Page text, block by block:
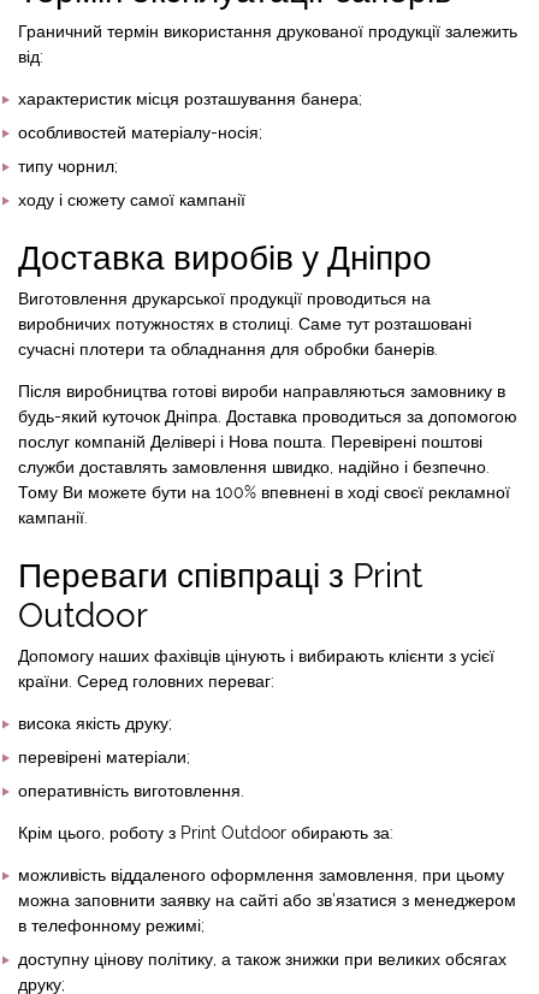
Граничний термін використання друкованої продукції залежить
від:
характеристик місця розташування банера;
особливостей матеріалу-носія;
типу чорнил;
ходу і сюжету самої кампанії
Доставка виробів у Дніпро
Виготовлення друкарської продукції проводиться на
виробничих потужностях в столиці. Саме тут розташовані
сучасні плотери та обладнання для обробки банерів.
Після виробництва готові вироби направляються замовнику в
будь-який куточок Дніпра. Доставка проводиться за допомогою
послуг компаній Делівері і Нова пошта. Перевірені поштові
служби доставлять замовлення швидко, надійно і безпечно.
Тому Ви можете бути на 100% впевнені в ході своєї рекламної
кампанії.
Переваги співпраці з Print
Outdoor
Допомогу наших фахівців цінують і вибирають клієнти з усієї
країни. Серед головних переваг:
висока якість друку;
перевірені матеріали;
оперативність виготовлення.
Крім цього, роботу з Print Outdoor обирають за:
можливість віддаленого оформлення замовлення, при цьому
можна заповнити заявку на сайті або зв'язатися з менеджером
в телефонному режимі;
доступну цінову політику, а також знижки при великих обсягах
друку;